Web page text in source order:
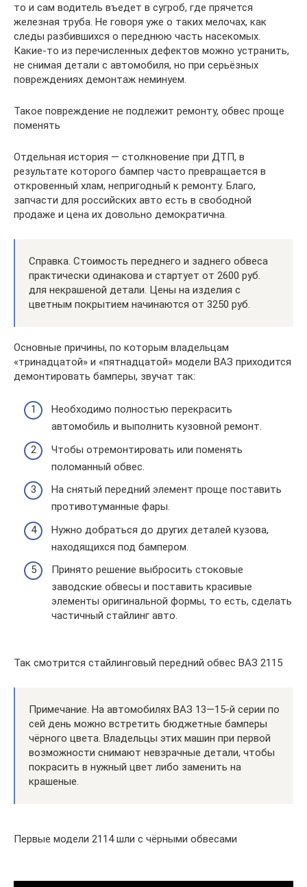
то и сам водитель въедет в сугроб, где прячется
железная труба. Не говоря уже о таких мелочах, как
следы разбившихся о переднюю часть насекомых.
Какие-то из перечисленных дефектов можно устранить,
не снимая детали с автомобиля, но при серьёзных
повреждениях демонтаж неминуем.
Такое повреждение не подлежит ремонту, обвес проще
поменять
Отдельная история — столкновение при ДТП, в
результате которого бампер часто превращается в
откровенный хлам, непригодный к ремонту. Благо,
запчасти для российских авто есть в свободной
продаже и цена их довольно демократична.
Справка. Стоимость переднего и заднего обвеса
практически одинакова и стартует от 2600 руб.
для некрашеной детали. Цены на изделия с
цветным покрытием начинаются от 3250 руб.
Основные причины, по которым владельцам
«тринадцатой» и «пятнадцатой» модели ВАЗ приходится
демонтировать бамперы, звучат так:
Необходимо полностью перекрасить
автомобиль и выполнить кузовной ремонт.
Чтобы отремонтировать или поменять
поломанный обвес.
На снятый передний элемент проще поставить
противотуманные фары.
Нужно добраться до других деталей кузова,
находящихся под бампером.
Принято решение выбросить стоковые
заводские обвесы и поставить красивые
элементы оригинальной формы, то есть, сделать
частичный стайлинг авто.
Так смотрится стайлинговый передний обвес ВАЗ 2115
Примечание. На автомобилях ВАЗ 13—15-й серии по
сей день можно встретить бюджетные бамперы
чёрного цвета. Владельцы этих машин при первой
возможности снимают невзрачные детали, чтобы
покрасить в нужный цвет либо заменить на
крашеные.
Первые модели 2114 шли с чёрными обвесами